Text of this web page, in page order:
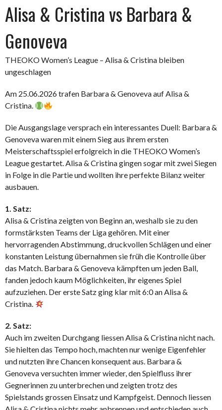
Alisa & Cristina vs Barbara &
Genoveva
THEOKO Women’s League – Alisa & Cristina bleiben
ungeschlagen
Am 25.06.2026 trafen Barbara & Genoveva auf Alisa &
Cristina.
Die Ausgangslage versprach ein interessantes Duell: Barbara &
Genoveva waren mit einem Sieg aus ihrem ersten
Meisterschaftsspiel erfolgreich in die THEOKO Women’s
League gestartet. Alisa & Cristina gingen sogar mit zwei Siegen
in Folge in die Partie und wollten ihre perfekte Bilanz weiter
ausbauen.
1. Satz:
Alisa & Cristina zeigten von Beginn an, weshalb sie zu den
formstärksten Teams der Liga gehören. Mit einer
hervorragenden Abstimmung, druckvollen Schlägen und einer
konstanten Leistung übernahmen sie früh die Kontrolle über
das Match. Barbara & Genoveva kämpften um jeden Ball,
fanden jedoch kaum Möglichkeiten, ihr eigenes Spiel
aufzuziehen. Der erste Satz ging klar mit 6:0 an Alisa &
Cristina.
2. Satz:
Auch im zweiten Durchgang liessen Alisa & Cristina nicht nach.
Sie hielten das Tempo hoch, machten nur wenige Eigenfehler
und nutzten ihre Chancen konsequent aus. Barbara &
Genoveva versuchten immer wieder, den Spielfluss ihrer
Gegnerinnen zu unterbrechen und zeigten trotz des
Spielstands grossen Einsatz und Kampfgeist. Dennoch liessen